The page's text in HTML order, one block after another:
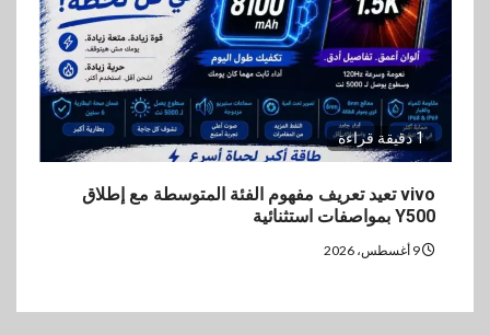
1 دقيقة قراءة
vivo تعيد تعريف مفهوم الفئة المتوسطة مع إطلاق
Y500 بمواصفات استثنائية